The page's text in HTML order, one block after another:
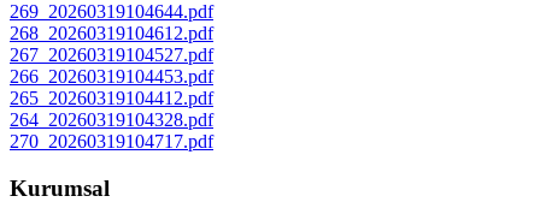
269_20260319104644.pdf
268_20260319104612.pdf
267_20260319104527.pdf
266_20260319104453.pdf
265_20260319104412.pdf
264_20260319104328.pdf
270_20260319104717.pdf
Kurumsal